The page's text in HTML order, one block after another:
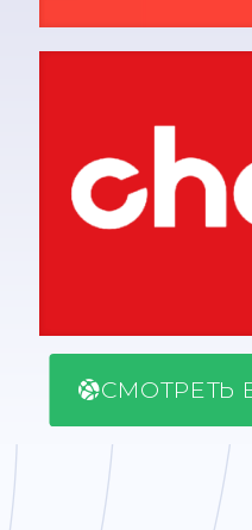
СМОТРЕТЬ